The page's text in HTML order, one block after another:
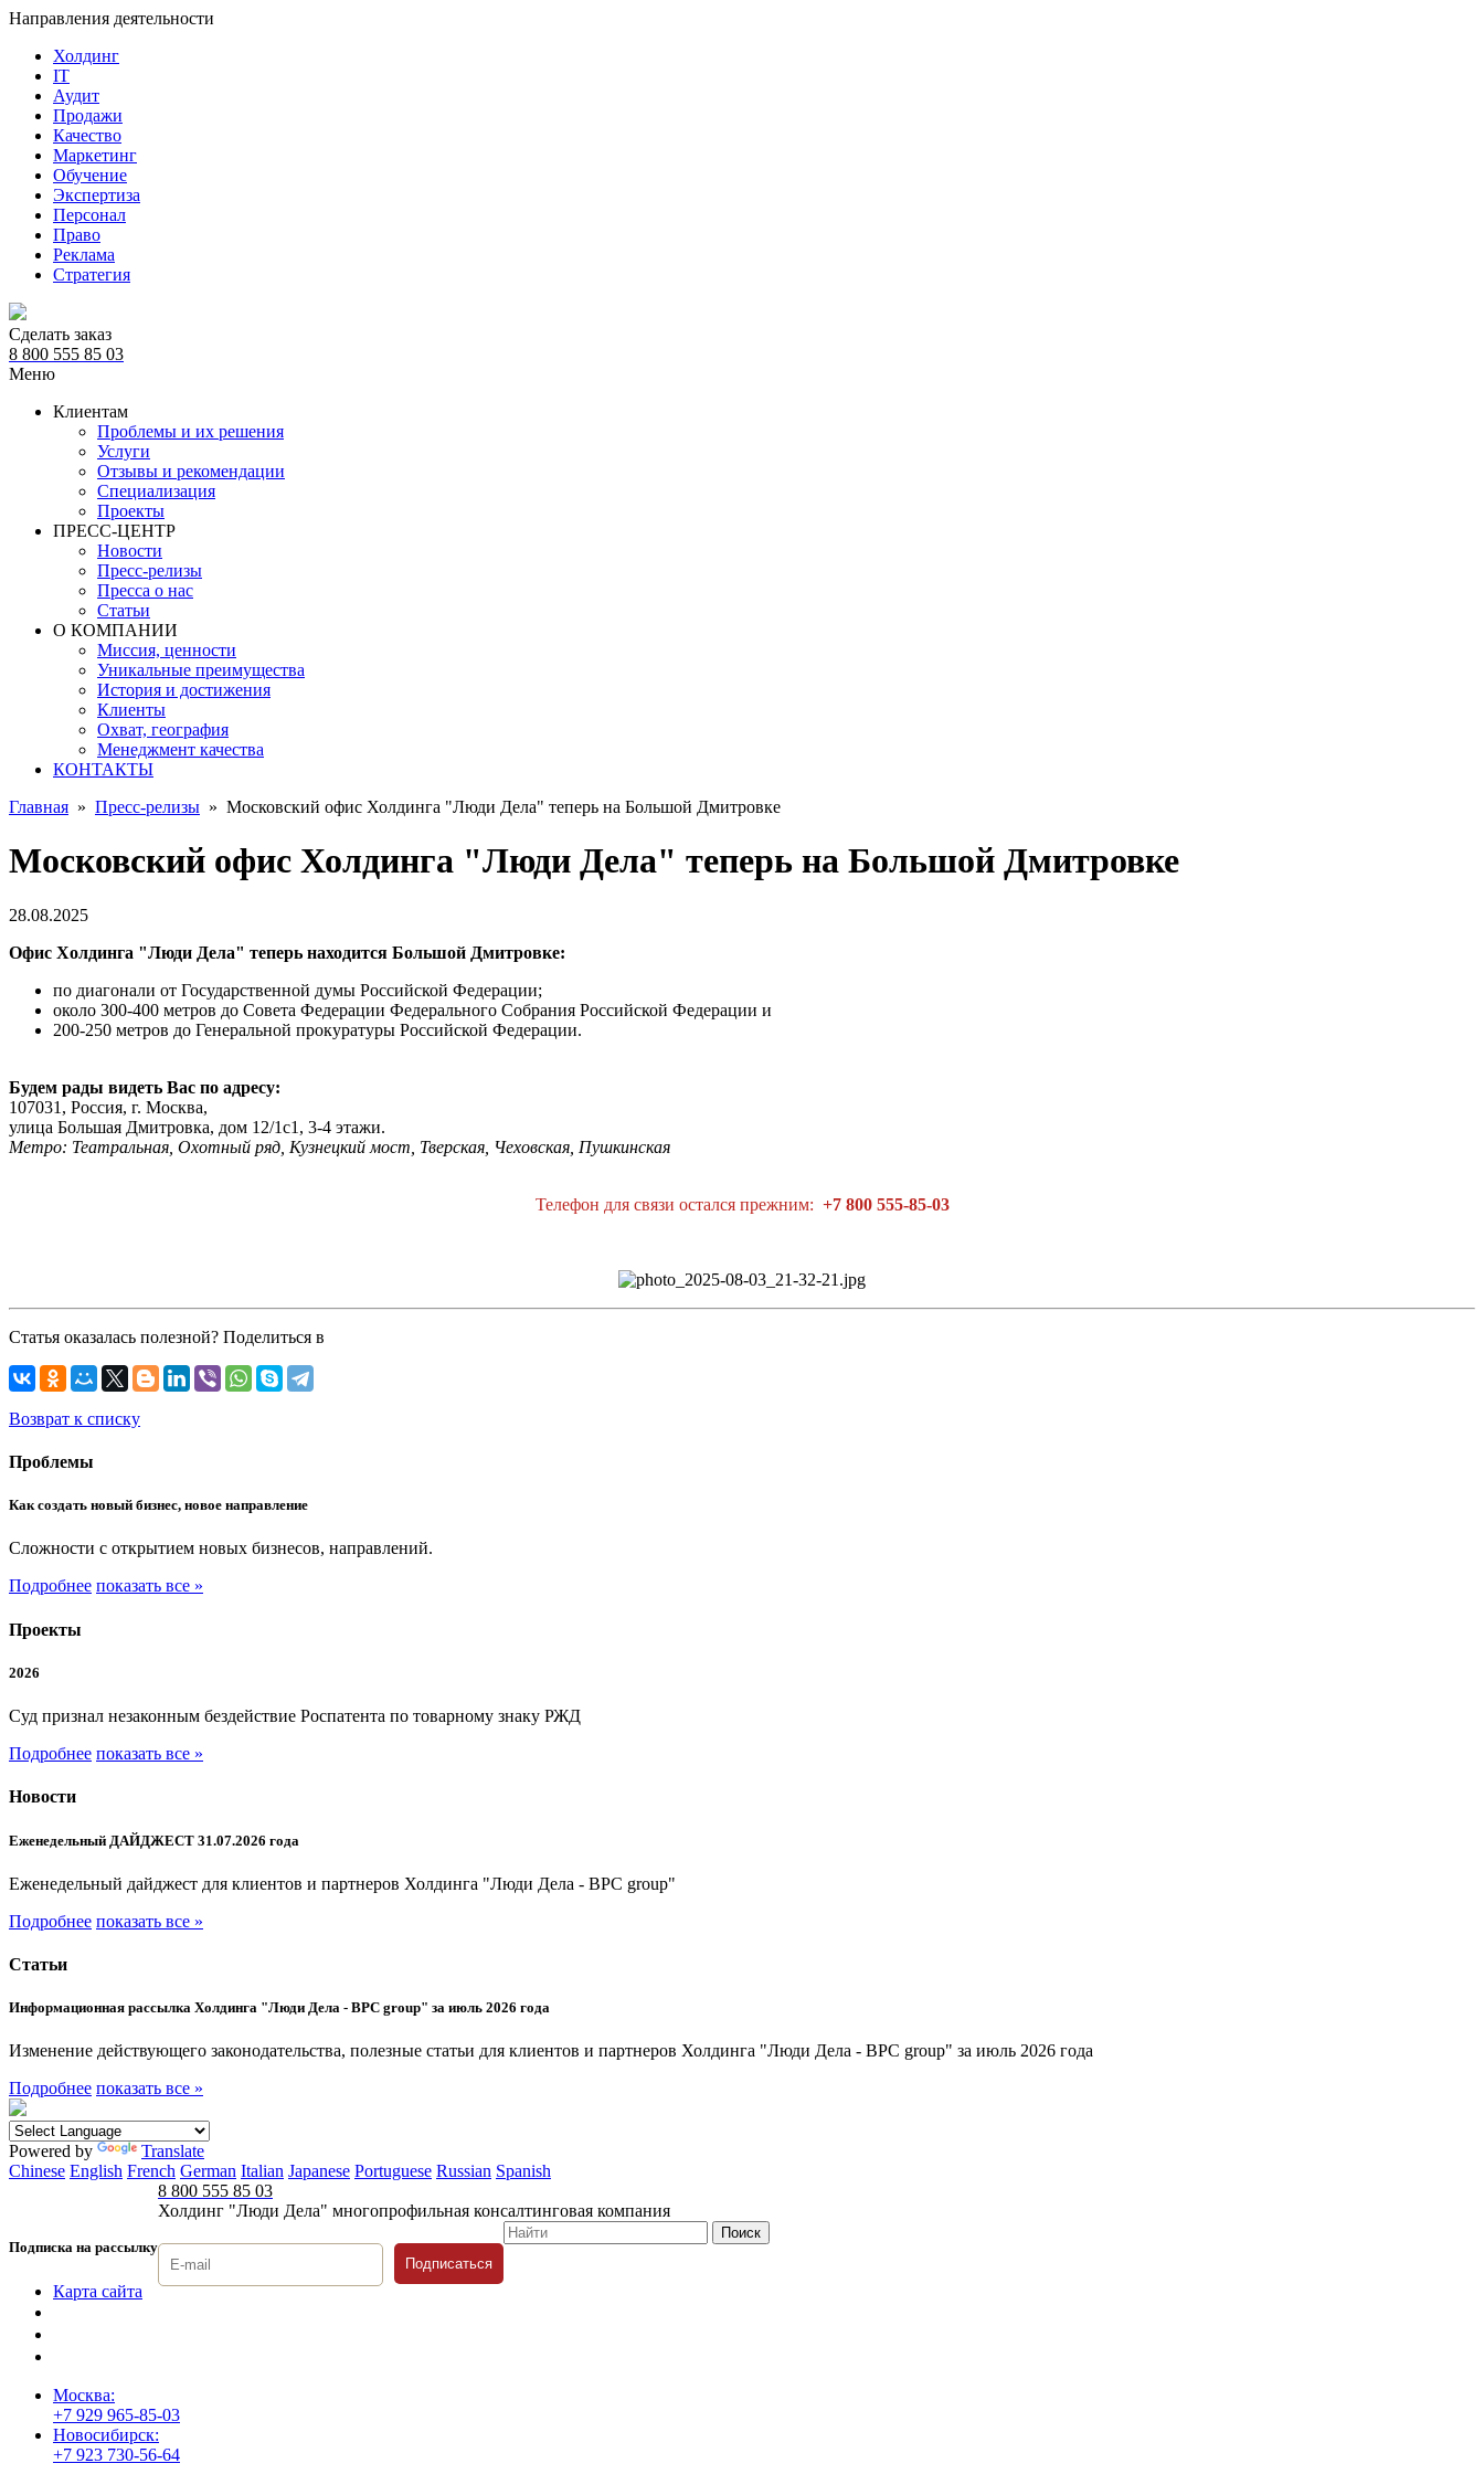
Направления деятельности
Холдинг
IT
Аудит
Продажи
Качество
Маркетинг
Обучение
Экспертиза
Персонал
Право
Реклама
Стратегия
Сделать заказ
8 800 555 85 03
Меню
Клиентам
Проблемы и их решения
Услуги
Отзывы и рекомендации
Специализация
Проекты
ПРЕСС-ЦЕНТР
Новости
Пресс-релизы
Пресса о нас
Статьи
О КОМПАНИИ
Миссия, ценности
Уникальные преимущества
История и достижения
Клиенты
Охват, география
Менеджмент качества
КОНТАКТЫ
Главная » Пресс-релизы » Московский офис Холдинга "Люди Дела" теперь на Большой Дмитровке
Московский офис Холдинга "Люди Дела" теперь на Большой Дмитровке
28.08.2025
Офис Холдинга "Люди Дела" теперь находится Большой Дмитровке:
по диагонали от Государственной думы Российской Федерации;
около 300-400 метров до Совета Федерации Федерального Собрания Российской Федерации и
200-250 метров до Генеральной прокуратуры Российской Федерации.
Будем рады видеть Вас по адресу:
107031, Россия, г. Москва,
улица Большая Дмитровка, дом 12/1с1, 3-4 этажи.
Метро: Театральная, Охотный ряд, Кузнецкий мост, Тверская, Чеховская, Пушкинская
Телефон для связи остался прежним: +7 800 555-85-03
Статья оказалась полезной? Поделиться в
Возврат к списку
Проблемы
Как создать новый бизнес, новое направление
Сложности с открытием новых бизнесов, направлений.
Подробнее показать все »
Проекты
2026
Суд признал незаконным бездействие Роспатента по товарному знаку РЖД
Подробнее показать все »
Новости
Еженедельный ДАЙДЖЕСТ 31.07.2026 года
Еженедельный дайджест для клиентов и партнеров Холдинга "Люди Дела - BPC group"
Подробнее показать все »
Статьи
Информационная рассылка Холдинга "Люди Дела - BPC group" за июль 2026 года
Изменение действующего законодательства, полезные статьи для клиентов и партнеров Холдинга "Люди Дела - BPC group" за июль 2026 года
Подробнее показать все »
Powered by
Translate
Chinese English French German Italian Japanese Portuguese Russian Spanish
Подписка на рассылку
8 800 555 85 03
Холдинг "Люди Дела" многопрофильная консалтинговая компания
Подписаться
Карта сайта
Москва:
+7 929 965-85-03
Новосибирск:
+7 923 730-56-64